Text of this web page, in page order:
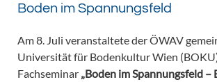
Boden im Spannungsfeld
Am 8. Juli veranstaltete der ÖWAV
Universität für Bodenkultur Wien
Fachseminar „Boden im Spannungsfeld –